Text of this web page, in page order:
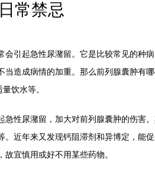
常禁忌
引起急性尿潴留。它是比较常见的种病
当造成病情的加重。那么前列腺囊肿有
饮水等。
急性尿潴留，加大对前列腺囊肿的伤害
。近年来又发现钙阻滞剂和异博定，能
宜慎用或好不用某些药物。